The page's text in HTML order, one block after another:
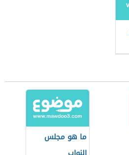
ما هو مجلس